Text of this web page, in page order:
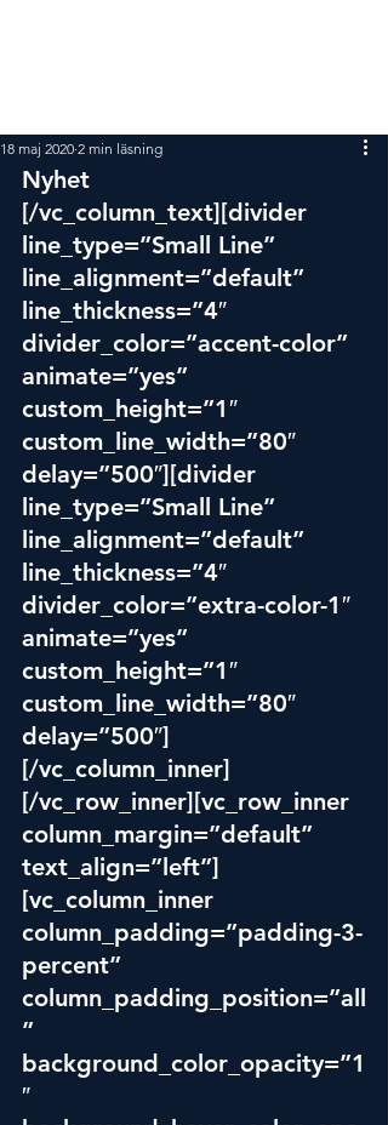
18 maj 2020 2 min läsning
Nyhet
[/vc_column_text][divider
line_type=”Small Line”
line_alignment=”default”
line_thickness=”4″
divider_color=”accent-color”
animate=”yes”
custom_height=”1″
custom_line_width=”80″
delay=”500″][divider
line_type=”Small Line”
line_alignment=”default”
line_thickness=”4″
divider_color=”extra-color-1″
animate=”yes”
custom_height=”1″
custom_line_width=”80″
delay=”500″]
[/vc_column_inner]
[/vc_row_inner][vc_row_inner
column_margin=”default”
text_align=”left”]
[vc_column_inner
column_padding=”padding-3-
percent”
column_padding_position=”all
”
background_color_opacity=”1
″